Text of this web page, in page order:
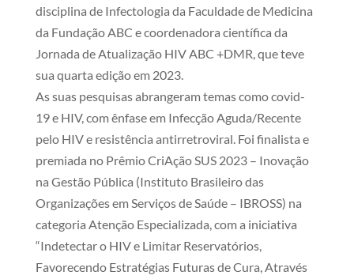
disciplina de Infectologia da Faculdade de Medicina
da Fundação ABC e coordenadora científica da
Jornada de Atualização HIV ABC +DMR, que teve
sua quarta edição em 2023.
As suas pesquisas abrangeram temas como covid-
19 e HIV, com ênfase em Infecção Aguda/Recente
pelo HIV e resistência antirretroviral. Foi finalista e
premiada no Prêmio CriAção SUS 2023 – Inovação
na Gestão Pública (Instituto Brasileiro das
Organizações em Serviços de Saúde – IBROSS) na
categoria Atenção Especializada, com a iniciativa
“Indetectar o HIV e Limitar Reservatórios,
Favorecendo Estratégias Futuras de Cura, Através